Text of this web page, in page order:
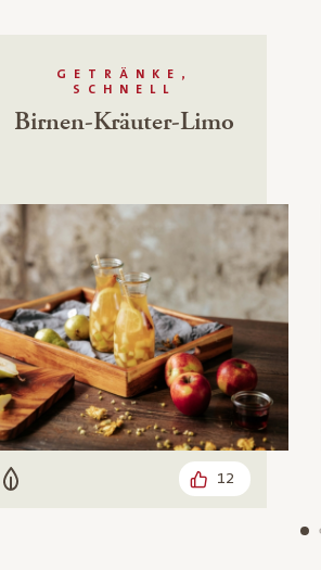
GETRÄNKE,
SCHNELL
Birnen-Kräuter-Limo
Vegetarisch 12